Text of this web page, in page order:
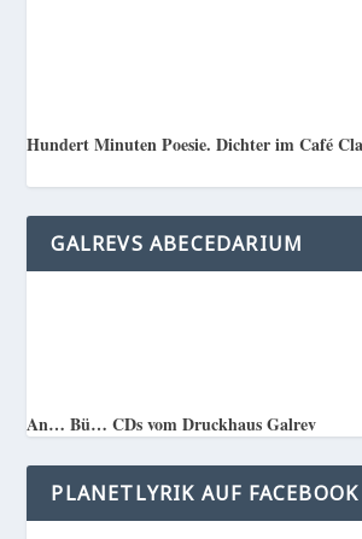
Hundert Minuten Poesie. Dichter im Café
GALREVS ABECEDARIUM
An… Bü… CDs vom Druckhaus Galrev
PLANETLYRIK AUF FACEBOOK